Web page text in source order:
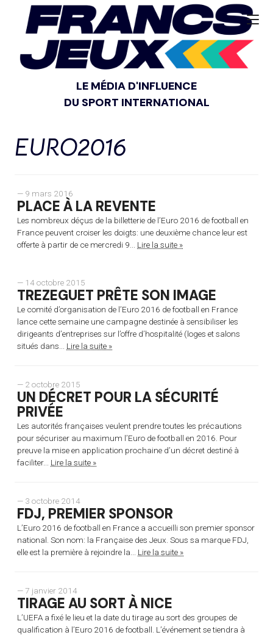
LE MÉDIA D'INFLUENCE
DU SPORT INTERNATIONAL
EURO2016
— 9 mars 2016
PLACE À LA REVENTE
Les nombreux déçus de la billetterie de l’Euro 2016 de football en
France peuvent croiser les doigts: une deuxième chance leur est
offerte à partir de ce mercredi 9... Lire la suite »
— 14 octobre 2015
TREZEGUET PRÊTE SON IMAGE
Le comité d’organisation de l’Euro 2016 de football en France
lance cette semaine une campagne destinée à sensibiliser les
dirigeants d’entreprises sur l’offre d’hospitalité (loges et salons
situés dans... Lire la suite »
— 2 octobre 2015
UN DÉCRET POUR LA SÉCURITÉ
PRIVÉE
Les autorités françaises veulent prendre toutes les précautions
pour sécuriser au maximum l’Euro de football en 2016. Pour
preuve la mise en application prochaine d’un décret destiné à
faciliter... Lire la suite »
— 3 octobre 2014
FDJ, PREMIER SPONSOR
L’Euro 2016 de football en France a accueilli son premier sponsor
national. Son nom: la Française des Jeux. Sous sa marque FDJ,
elle est la première à rejoindre la... Lire la suite »
— 7 janvier 2014
TIRAGE AU SORT À NICE
L’UEFA a fixé le lieu et la date du tirage au sort des groupes de
qualification à l’Euro 2016 de football. L’événement se tiendra à